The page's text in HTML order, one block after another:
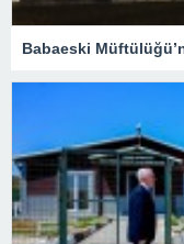
Babaeski